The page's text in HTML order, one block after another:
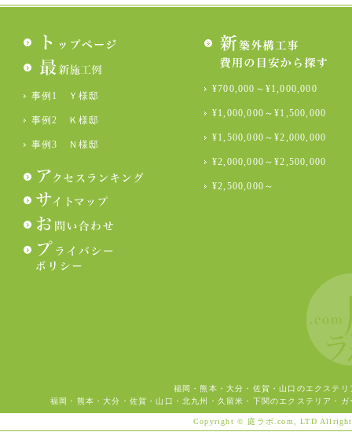
事例1 Ｙ様邸
事例2 Ｋ様邸
事例3 Ｎ様邸
¥700,000～¥1,000,000
¥1,000,000～¥1,500,000
¥1,500,000～¥2,000,000
¥2,000,000～¥2,500,000
¥2,500,000～
福岡・熊本・大分・佐賀・山口のエクステ
福岡・熊本・大分・佐賀・山口・北九州・久留米・下関のエクステリア・
Copyright © 庭ラボ.com, LTD